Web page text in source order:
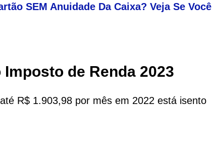
SEM Anuidade Da Caixa? Veja Se Você
de Renda 2023
R$ 1.903,98 por mês em 2022 está isento